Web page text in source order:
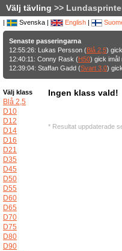
Välj tävling >>
| Svenska | English |
Senaste passeringarna
12:55:26: Lukas Persson (Blå 2,5)
12:40:11: Conny Rask (H50) gick imål
12:39:04: Staffan Gadd (Svart 3,0)
Välj klass
Blå 2,5
D10
D12
D14
D16
D21
D35
D45
D50
D55
D60
D65
D70
D75
D80
D90
Ingen klass vald!
* Resultat uppdaterade